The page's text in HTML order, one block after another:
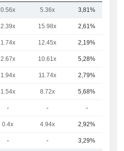
0.56x 5.36x 3,81%
2.39x 15.98x 2,61%
1.74x 12.45x 2,19%
2.67x 10.61x 5,28%
1.94x 11.74x 2,79%
1.54x 8.72x 5,68%
- - -
0.4x 4.94x 2,92%
- - 3,29%